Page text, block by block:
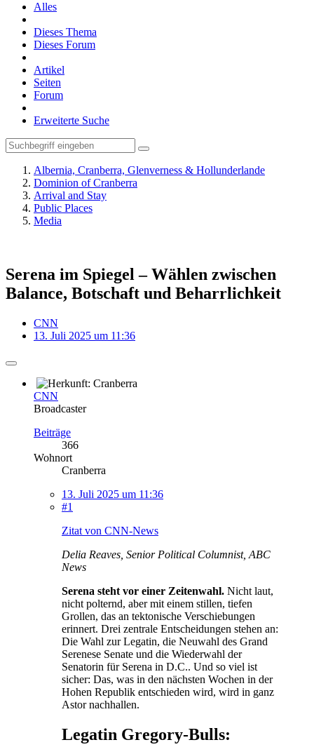
Alles
Dieses Thema
Dieses Forum
Artikel
Seiten
Forum
Erweiterte Suche
Albernia, Cranberra, Glenverness & Hollunderlande
Dominion of Cranberra
Arrival and Stay
Public Places
Media
Serena im Spiegel – Wählen zwischen
Balance, Botschaft und Beharrlichkeit
CNN
13. Juli 2025 um 11:36
CNN
Broadcaster
Beiträge
366
Wohnort
Cranberra
13. Juli 2025 um 11:36
#1
Zitat von CNN-News
Delia Reaves, Senior Political Columnist, ABC
News
Serena steht vor einer Zeitenwahl. Nicht laut,
nicht polternd, aber mit einem stillen, tiefen
Grollen, das an tektonische Verschiebungen
erinnert. Drei zentrale Entscheidungen stehen an:
Die Wahl zur Legatin, die Neuwahl des Grand
Serenese Senate und die Wiederwahl der
Senatorin für Serena in D.C.. Und so viel ist
sicher: Das, was in den nächsten Wochen in der
Hohen Republik entschieden wird, wird in ganz
Astor nachhallen.
Legatin Gregory-Bulls: